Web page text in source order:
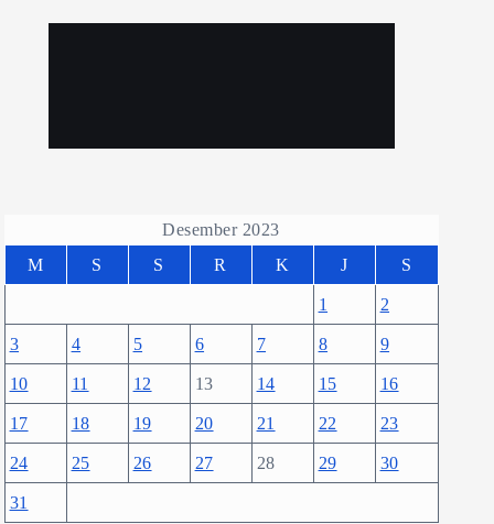
Desember 2023
M
S S R K J S
1 2
3 4 5 6 7 8 9
10 11 12 13 14 15 16
17 18 19 20 21 22 23
24 25 26 27 28 29 30
31